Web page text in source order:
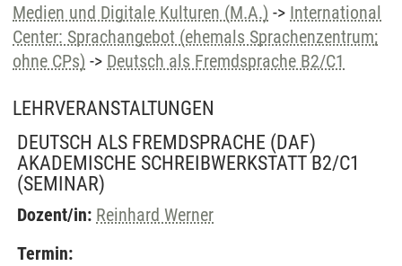
Medien und Digitale Kulturen (M.A.) -> International
Center: Sprachangebot (ehemals Sprachenzentrum;
ohne CPs) -> Deutsch als Fremdsprache B2/C1
LEHRVERANSTALTUNGEN
DEUTSCH ALS FREMDSPRACHE (DAF)
AKADEMISCHE SCHREIBWERKSTATT B2/C1
(SEMINAR)
Dozent/in: Reinhard Werner
Termin: